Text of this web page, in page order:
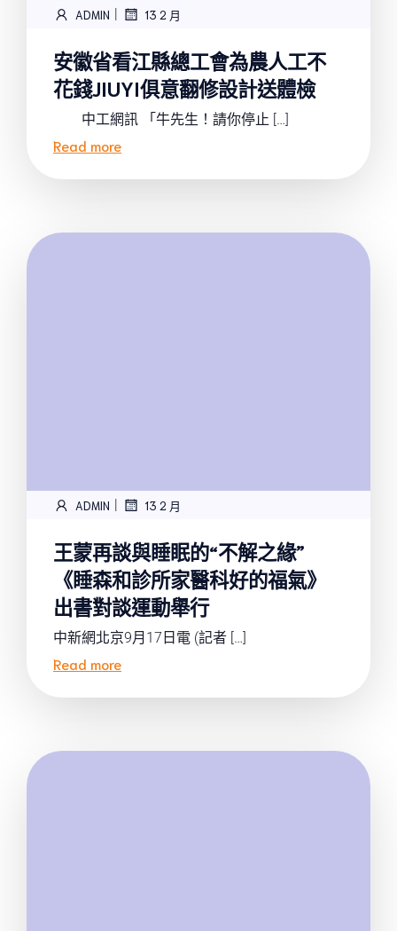
ADMIN | 13 2 月
安徽省看江縣總工會為農人工不
花錢JIUYI俱意翻修設計送體檢
中工網訊 「牛先生！請你停止 […]
Read more
ADMIN | 13 2 月
王蒙再談與睡眠的“不解之緣”
《睡森和診所家醫科好的福氣》
出書對談運動舉行
中新網北京9月17日電 (記者 […]
Read more